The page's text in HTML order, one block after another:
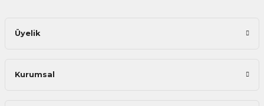
Üyelik
Kurumsal